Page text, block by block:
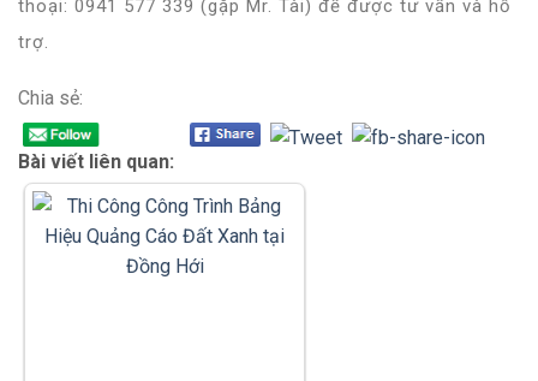
thoại: 0941 577 339 (gặp Mr. Tài) để được tư vấn và hỗ
trợ.
Chia sẻ:
Bài viết liên quan: